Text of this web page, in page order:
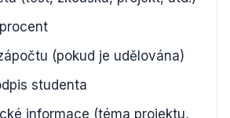
(pokud je udělována)
studenta
informace (téma projektu,